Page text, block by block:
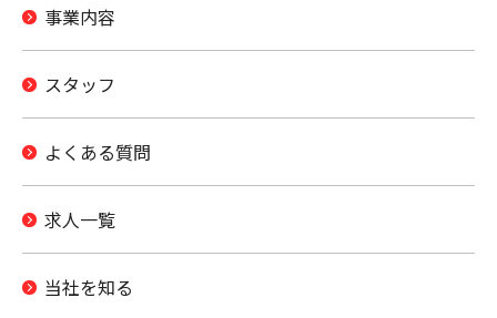
事業内容
スタッフ
よくある質問
求人一覧
当社を知る